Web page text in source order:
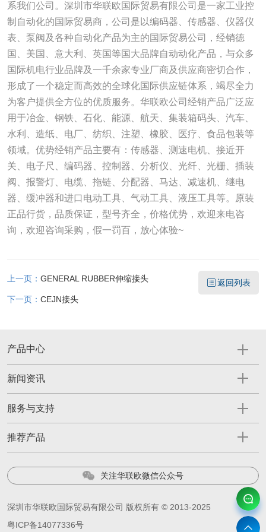
系我们公司。深圳市华联欧国际贸易有限公司是一家工业控
制自动化的国际贸易商，公司是以编码器、传感器、仪器仪
表、泵阀及各种自动化产品为主的国际贸易公司，经销德
国、美国、意大利、英国等国大品牌自动动化产品，与众多
国际机电行业品牌及一千余家专业厂商及供应商密切合作，
形成了一个稳定而高效的全球化国际供应链体系，竭尽全力
为客户提供全方位的优质服务。华联欧公司经销产品广泛应
用于冶金、钢铁、石化、能源、航天、集装箱码头、汽车、
水利、造纸、电厂、纺织、注塑、橡胶、医疗、食品包装等
领域。优势经销产品主要有：传感器、测速电机、接近开
关、电子尺、编码器、控制器、分析仪、光纤、光栅、插装
阀、报警灯、电缆、拖链、分配器、马达、减速机、继电
器、缓冲器和进口电动工具、气动工具、液压工具等。原装
正品行货，品质保证，型号齐全，价格优势，欢迎来电咨
询，欢迎咨询采购，假一罚百，放心体验~
上一页： GENERAL RUBBER伸缩接头
下一页： CEJN接头
返回列表
产品中心
新闻资讯
服务与支持
推荐产品
关注华联欧微信公众号
深圳市华联欧国际贸易有限公司 版权所有 © 2013-2025
粤ICP备14077336号